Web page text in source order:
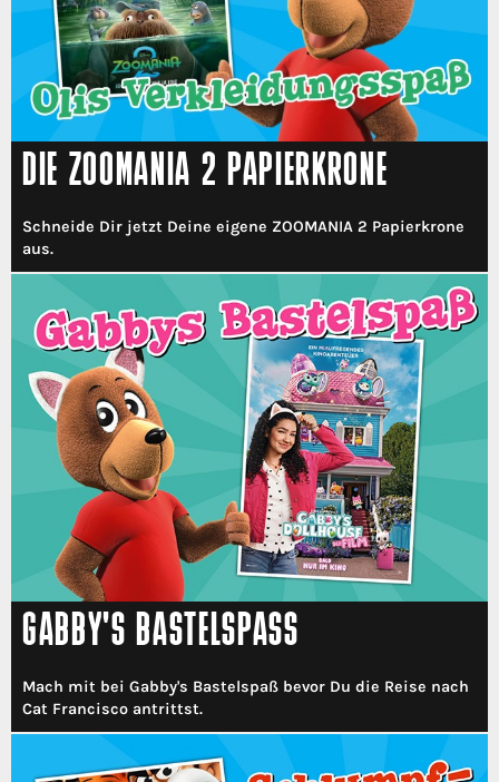
DIE ZOOMANIA 2 PAPIERKRONE
Schneide Dir jetzt Deine eigene ZOOMANIA 2 Papierkrone
aus.
GABBY'S BASTELSPASS
Mach mit bei Gabby's Bastelspaß bevor Du die Reise nach
Cat Francisco antrittst.